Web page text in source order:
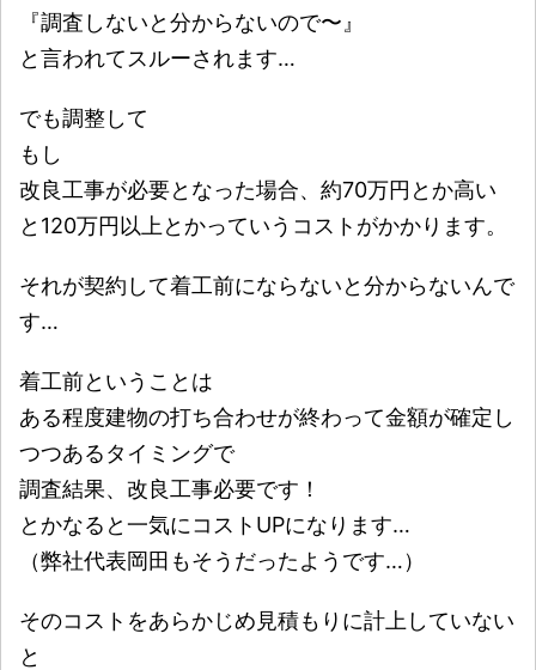
『調査しないと分からないので〜』
と言われてスルーされます…
でも調整して
もし
改良工事が必要となった場合、約70万円とか高い
と120万円以上とかっていうコストがかかります。
それが契約して着工前にならないと分からないんで
す…
着工前ということは
ある程度建物の打ち合わせが終わって金額が確定し
つつあるタイミングで
調査結果、改良工事必要です！
とかなると一気にコストUPになります…
（弊社代表岡田もそうだったようです…）
そのコストをあらかじめ見積もりに計上していない
と